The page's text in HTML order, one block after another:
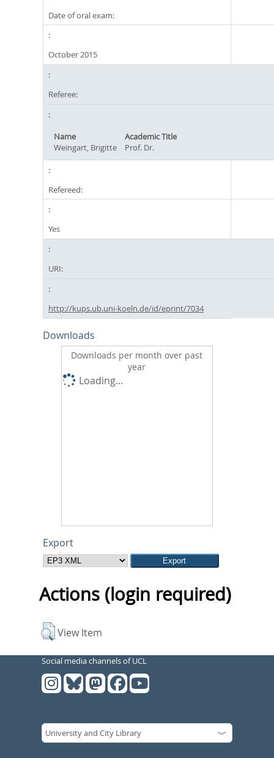
Date of oral exam:
October 2015
Referee:
Name
Academic Title
Weingart, Brigitte
Prof. Dr.
Refereed:
Yes
URI:
http://kups.ub.uni-koeln.de/id/eprint/7034
Downloads
Downloads per month over past
year
Loading...
Export
Actions (login required)
View Item
Social media channels of UCL